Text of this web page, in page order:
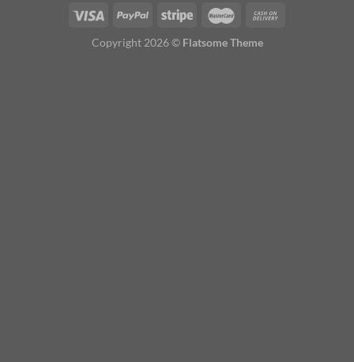
Copyright 2026 © Flatsome Theme